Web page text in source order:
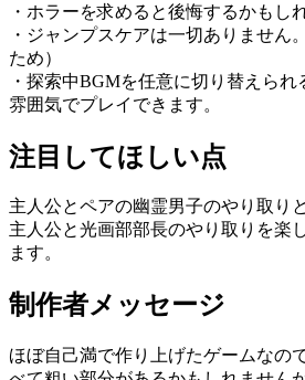
・ホラーを求めると後悔するかもし
・ジャンプスケアは一切ありません
ため）
・探索中BGMを任意に切り替えら
雰囲気でプレイできます。
注目してほしい点
主人公とペアの幽霊男子のやり取りと
主人公と光画部部長のやり取りを楽
ます。
制作者メッセージ
ほぼ自己満で作り上げたゲームなの